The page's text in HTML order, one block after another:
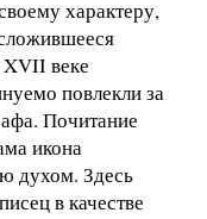
характеру,
веке
повлекли за
Почитание
икона
духом. Здесь
в качестве